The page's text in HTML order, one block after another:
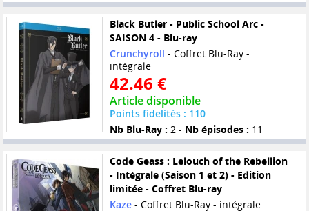
Black Butler - Public School Arc -
SAISON 4 - Blu-ray
Crunchyroll - Coffret Blu-Ray -
intégrale
42.46 €
Article disponible
Points fidelités : 110
Nb Blu-Ray : 2 - Nb épisodes : 11
Code Geass : Lelouch of the Rebellion
- Intégrale (Saison 1 et 2) - Edition
limitée - Coffret Blu-ray
Kaze- Coffret Blu-Ray - intégrale